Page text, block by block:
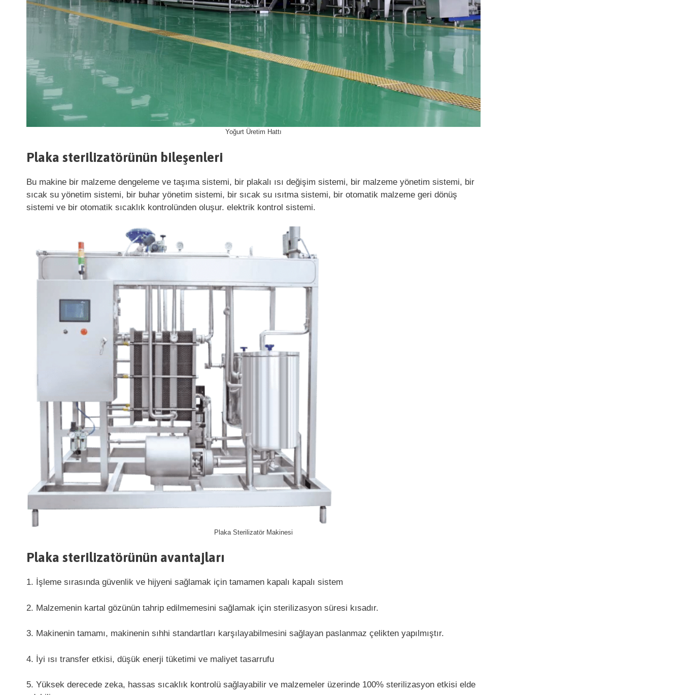
Yoğurt Üretim Hattı
Plaka sterilizatörünün bileşenleri
Bu makine bir malzeme dengeleme ve taşıma sistemi, bir plakalı ısı değişim sistemi, bir malzeme yönetim sistemi, bir
sıcak su yönetim sistemi, bir buhar yönetim sistemi, bir sıcak su ısıtma sistemi, bir otomatik malzeme geri dönüş
sistemi ve bir otomatik sıcaklık kontrolünden oluşur. elektrik kontrol sistemi.
Plaka Sterilizatör Makinesi
Plaka sterilizatörünün avantajları
1. İşleme sırasında güvenlik ve hijyeni sağlamak için tamamen kapalı kapalı sistem
2. Malzemenin kartal gözünün tahrip edilmemesini sağlamak için sterilizasyon süresi kısadır.
3. Makinenin tamamı, makinenin sıhhi standartları karşılayabilmesini sağlayan paslanmaz çelikten yapılmıştır.
4. İyi ısı transfer etkisi, düşük enerji tüketimi ve maliyet tasarrufu
5. Yüksek derecede zeka, hassas sıcaklık kontrolü sağlayabilir ve malzemeler üzerinde 100% sterilizasyon etkisi elde